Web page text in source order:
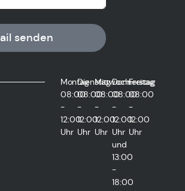
senden
Montag
08:00
-
12:00
Uhr
Dienstag
08:00
-
12:00
Uhr
Mittwoch
08:00
-
12:00
Uhr
Donnerstag
08:00
-
12:00
Uhr
und
13:00
-
18:00
Freitag
08:00
-
12:00
Uhr